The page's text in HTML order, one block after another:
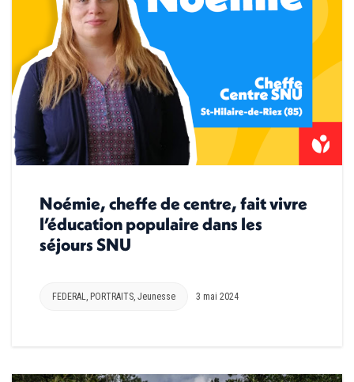
Noémie, cheffe de centre, fait vivre
l’éducation populaire dans les
séjours SNU
FEDERAL, PORTRAITS, Jeunesse 3 mai 2024